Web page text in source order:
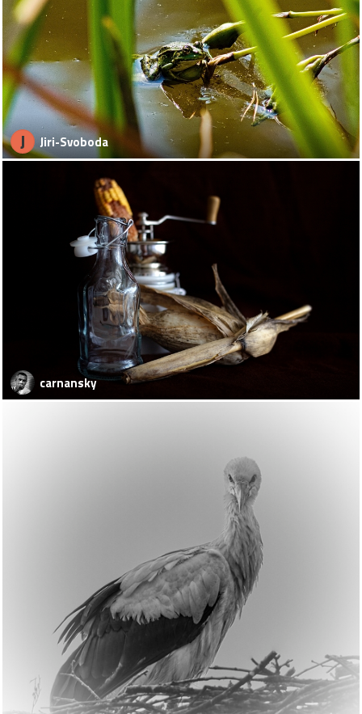
J Jiri-Svoboda
carnansky